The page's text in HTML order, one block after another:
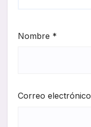
Nombre *
Correo electrónico